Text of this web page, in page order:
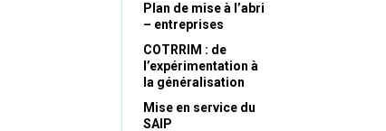
Plan de mise à l’abri
– entreprises
COTRRIM : de
l’expérimentation à
la généralisation
Mise en service du
SAIP